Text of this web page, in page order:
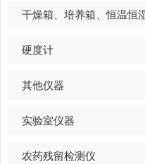
干燥箱、培养箱、恒温恒
硬度计
其他仪器
实验室仪器
农药残留检测仪